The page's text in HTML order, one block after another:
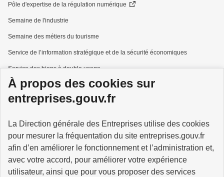
À propos des cookies sur
entreprises.gouv.fr
La Direction générale des Entreprises utilise des cookies
pour mesurer la fréquentation du site entreprises.gouv.fr
afin d’en améliorer le fonctionnement et l’administration et,
avec votre accord, pour améliorer votre expérience
utilisateur, ainsi que pour vous proposer des services
Pôle d'expertise de la régulation numérique
Semaine de l'industrie
Semaine des métiers du tourisme
Service de l’information stratégique et de la sécurité économiques
Service des biens à double usage
Services à la personne
GOUVERNEMENT